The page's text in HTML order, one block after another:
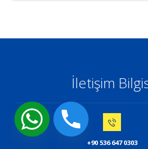
İletişim
+90 536 647 0303